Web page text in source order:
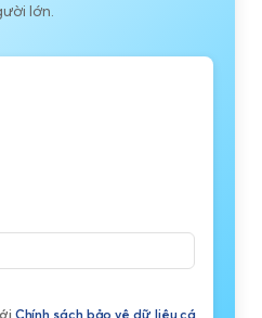
lớn.
Chính sách bảo vệ dữ liệu cá